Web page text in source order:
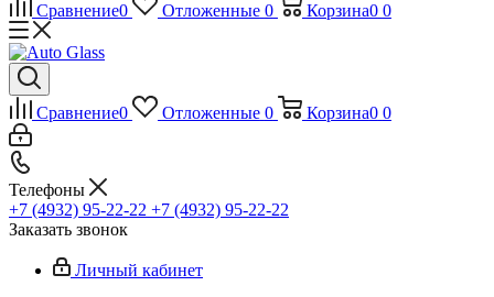
Сравнение0 Отложенные 0 Корзина0 0
Сравнение0 Отложенные 0 Корзина0 0
Телефоны
+7 (4932) 95-22-22 +7 (4932) 95-22-22
Заказать звонок
Личный кабинет